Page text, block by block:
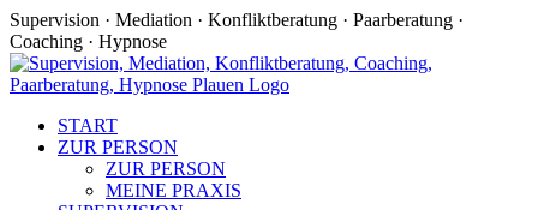
Zum
Inhalt
springen
Supervision · Mediation · Konfliktberatung · Paarberatung ·
Coaching · Hypnose
Facebook
START
ZUR PERSON
ZUR PERSON
MEINE PRAXIS